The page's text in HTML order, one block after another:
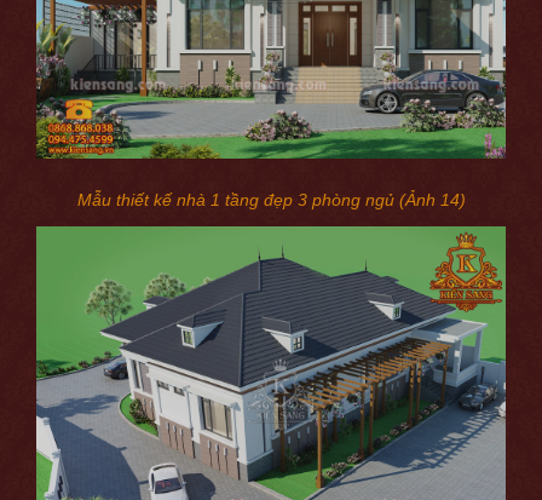
Mẫu thiết kế nhà 1 tầng đẹp 3 phòng ngủ (Ảnh 14)